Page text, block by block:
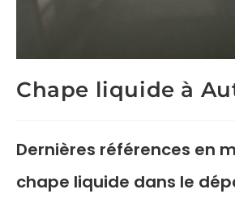
Chape liquide à
Dernières références en
chape liquide dans le